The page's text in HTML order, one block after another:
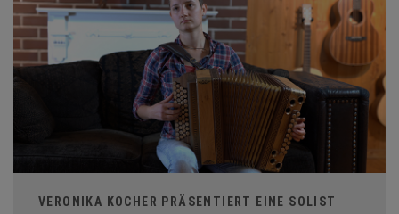
VERONIKA KOCHER PRÄSENTIERT EINE SOLIST